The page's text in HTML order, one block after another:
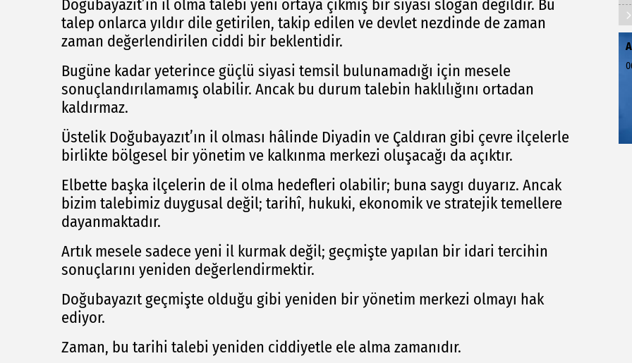
Doğubayazıt’ın il olma talebi yeni ortaya çıkmış bir siyasi slogan değildir. Bu
talep onlarca yıldır dile getirilen, takip edilen ve devlet nezdinde de zaman
zaman değerlendirilen ciddi bir beklentidir.
Bugüne kadar yeterince güçlü siyasi temsil bulunamadığı için mesele
sonuçlandırılamamış olabilir. Ancak bu durum talebin haklılığını ortadan
kaldırmaz.
Üstelik Doğubayazıt’ın il olması hâlinde Diyadin ve Çaldıran gibi çevre ilçelerle
birlikte bölgesel bir yönetim ve kalkınma merkezi oluşacağı da açıktır.
Elbette başka ilçelerin de il olma hedefleri olabilir; buna saygı duyarız. Ancak
bizim talebimiz duygusal değil; tarihî, hukuki, ekonomik ve stratejik temellere
dayanmaktadır.
Artık mesele sadece yeni il kurmak değil; geçmişte yapılan bir idari tercihin
sonuçlarını yeniden değerlendirmektir.
Doğubayazıt geçmişte olduğu gibi yeniden bir yönetim merkezi olmayı hak
ediyor.
Zaman, bu tarihi talebi yeniden ciddiyetle ele alma zamanıdır.